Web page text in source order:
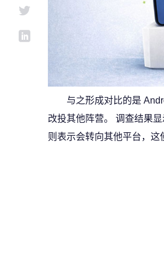
与之形成对比的是
改投其他阵营。 调查结果
则表示会转向其他平台，